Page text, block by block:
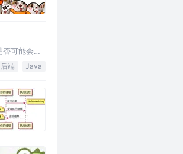
可能会锁
后端 Java